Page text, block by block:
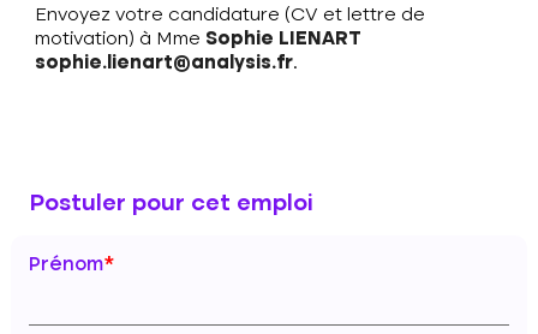
Envoyez votre candidature (CV et lettre de
motivation) à Mme Sophie LIENART
sophie.lienart@analysis.fr.
Postuler pour cet emploi
Prénom*